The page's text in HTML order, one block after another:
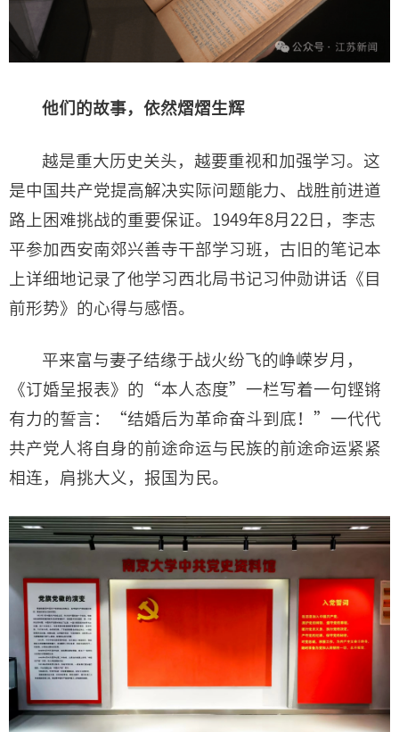
他们的故事，依然熠熠生辉
越是重大历史关头，越要重视和加强学习。这
是中国共产党提高解决实际问题能力、战胜前进道
路上困难挑战的重要保证。1949年8月22日，李志
平参加西安南郊兴善寺干部学习班，古旧的笔记本
上详细地记录了他学习西北局书记习仲勋讲话《目
前形势》的心得与感悟。
平来富与妻子结缘于战火纷飞的峥嵘岁月，
《订婚呈报表》的“本人态度”一栏写着一句铿锵
有力的誓言：“结婚后为革命奋斗到底！”一代代
共产党人将自身的前途命运与民族的前途命运紧紧
相连，肩挑大义，报国为民。